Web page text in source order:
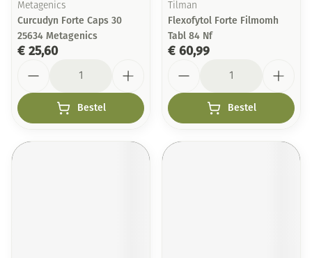
Metagenics
Curcudyn Forte Caps 30
25634 Metagenics
€ 25,60
Bestel
Tilman
Flexofytol Forte Filmomh
Tabl 84 Nf
€ 60,99
Bestel